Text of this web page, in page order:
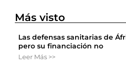
Más visto
Las defensas sanitarias de
pero su financiación no
Leer Más >>